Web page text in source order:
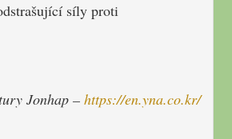
síly proti
Jonhap – https://en.yna.co.kr/